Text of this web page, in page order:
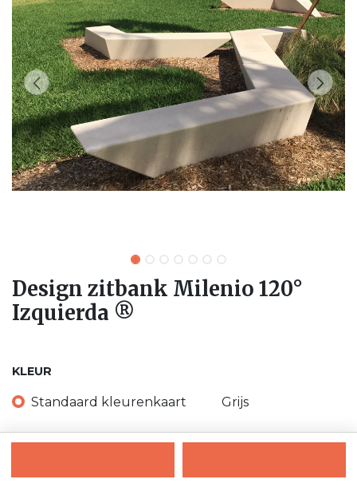
Design zitbank Milenio 120°
Izquierda ®
KLEUR
Standaard kleurenkaart Grijs
Donker grijs Zwart Wit Beige